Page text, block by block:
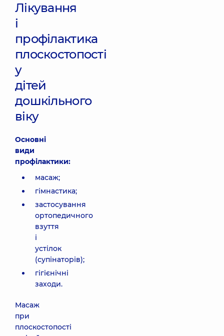
Лікування
і
профілактика
плоскостопості
у
дітей
дошкільного
віку
Основні
види
профілактики:
масаж;
гімнастика;
застосування
ортопедичного
взуття
і
устілок
(супінаторів);
гігієнічні
заходи.
Масаж
при
плоскостопості